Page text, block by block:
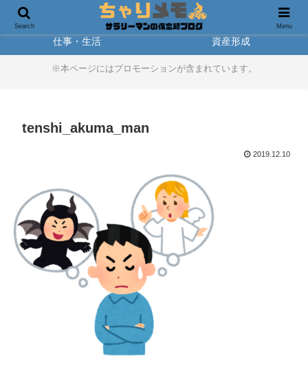
製品レビュー
仕事・生活 資産形成
※本ページにはプロモーションが含まれています。
tenshi_akuma_man
2019.12.10
Search Menu